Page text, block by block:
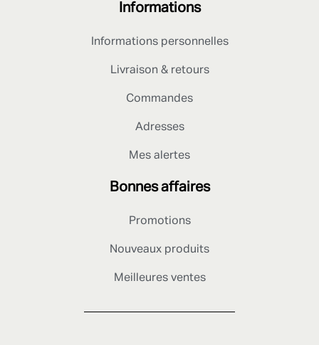
Informations
Informations personnelles
Livraison & retours
Commandes
Adresses
Mes alertes
Bonnes affaires
Promotions
Nouveaux produits
Meilleures ventes